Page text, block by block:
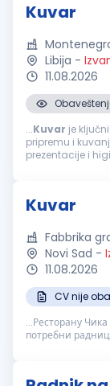
Kuvar
Libija -
11.08.2026
...Kuvar je
pripremu i
prezentacije i
Kuvar
Fabbrika
Novi Sad -
11.08.2026
CV nije
...Ресторану
потребни